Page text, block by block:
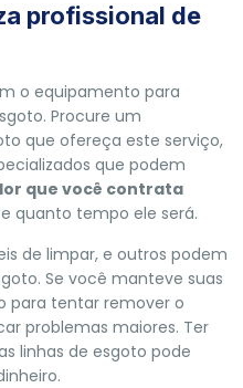
profissional de
o equipamento para
Procure um
que ofereça este serviço,
que podem
que você contrata
quanto tempo ele será.
de limpar, e outros podem
Se você manteve suas
para tentar remover o
problemas maiores. Ter
linhas de esgoto pode